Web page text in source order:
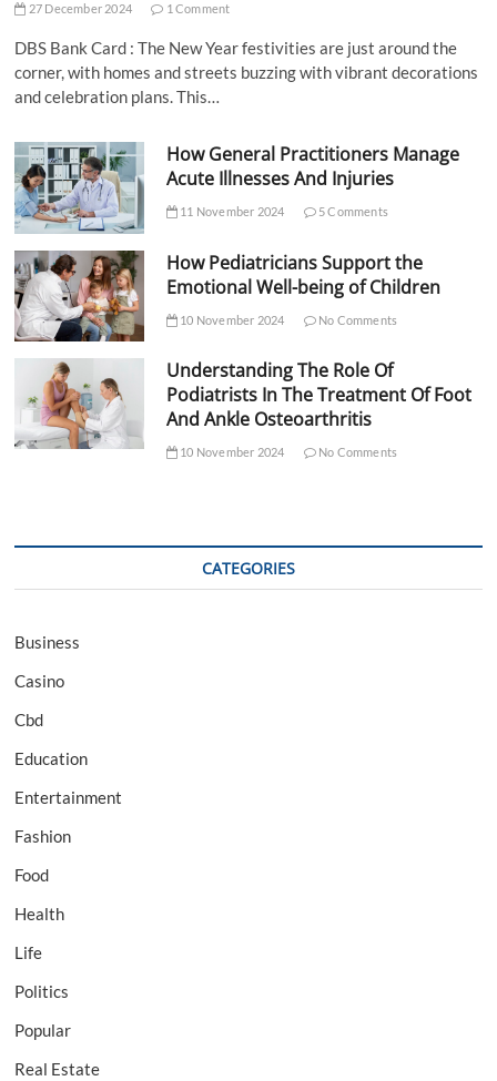
27 December 2024 1 Comment
DBS Bank Card : The New Year festivities are just around the
corner, with homes and streets buzzing with vibrant decorations
and celebration plans. This…
How General Practitioners Manage
Acute Illnesses And Injuries
11 November 2024 5 Comments
How Pediatricians Support the
Emotional Well-being of Children
10 November 2024 No Comments
Understanding The Role Of
Podiatrists In The Treatment Of Foot
And Ankle Osteoarthritis
10 November 2024 No Comments
CATEGORIES
Business
Casino
Cbd
Education
Entertainment
Fashion
Food
Health
Life
Politics
Popular
Real Estate